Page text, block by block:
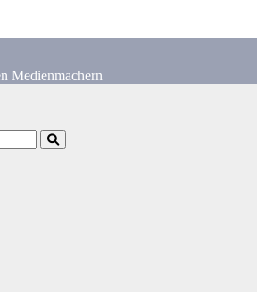
Medienmachern